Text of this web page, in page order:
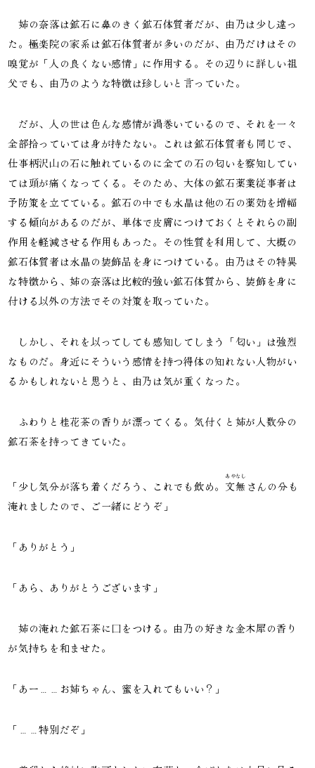
姉の奈落は鉱石に鼻のきく鉱石体質者だが、由乃は少し違っ
た。極楽院の家系は鉱石体質者が多いのだが、由乃だけはその
嗅覚が「人の良くない感情」に作用する。その辺りに詳しい祖
父でも、由乃のような特徴は珍しいと言っていた。
だが、人の世は色んな感情が渦巻いているので、それを一々
全部拾っていては身が持たない。これは鉱石体質者も同じで、
仕事柄沢山の石に触れているのに全ての石の匂いを察知してい
ては頭が痛くなってくる。そのため、大体の鉱石薬業従事者は
予防策を立てている。鉱石の中でも水晶は他の石の薬効を増幅
する傾向があるのだが、単体で皮膚につけておくとそれらの副
作用を軽減させる作用もあった。その性質を利用して、大概の
鉱石体質者は水晶の装飾品を身につけている。由乃はその特異
な特徴から、姉の奈落は比較的強い鉱石体質から、装飾を身に
付ける以外の方法でその対策を取っていた。
しかし、それを以ってしても感知してしまう「匂い」は強烈
なものだ。身近にそういう感情を持つ得体の知れない人物がい
るかもしれないと思うと、由乃は気が重くなった。
ふわりと桂花茶の香りが漂ってくる。気付くと姉が人数分の
鉱石茶を持ってきていた。
「少し気分が落ち着くだろう、これでも飲め。 文無
あやなし
さんの分も
淹れましたので、ご一緒にどうぞ」
「ありがとう」
「あら、ありがとうございます」
姉の淹れた鉱石茶に口をつける。由乃の好きな金木犀の香り
が気持ちを和ませた。
「あー……お姉ちゃん、蜜を入れてもいい？」
「……特別だぞ」